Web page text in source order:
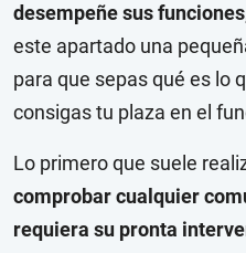
desempeñe sus
este apartado una
para que sepas qué es lo
consigas tu plaza en el
Lo primero que suele
comprobar cualquier
requiera su pronta